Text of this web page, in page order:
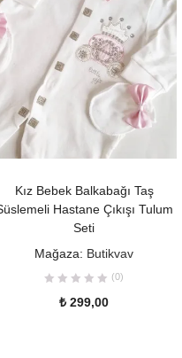
Kız Bebek Balkabağı Taş
Hastane Çıkışı Tulum
Seti
Mağaza: Butikvav
(0)
₺ 299,00